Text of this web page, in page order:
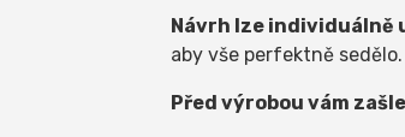
Návrh lze individuálně
aby vše perfektně sedělo.
Před výrobou vám